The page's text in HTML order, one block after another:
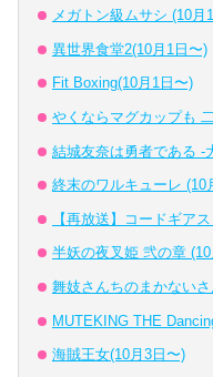
メガトン級ムサシ (10月
異世界食堂2(10月1日〜)
Fit Boxing(10月1日〜)
やくならマグカップも
結城友奈は勇者である -
終末のワルキューレ (10
【再放送】コードギア
半妖の夜叉姫 弐の章
舞妓さんちのまかない
MUTEKING THE
海賊王女(10月3日〜)